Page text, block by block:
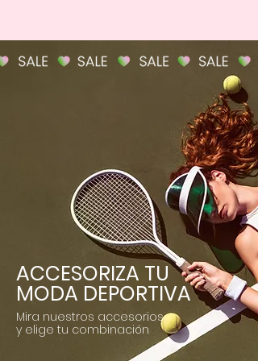
ACCESORIZA TU
MODA DEPORTIVA
Mira nuestros accesorios
y elige tu combinación